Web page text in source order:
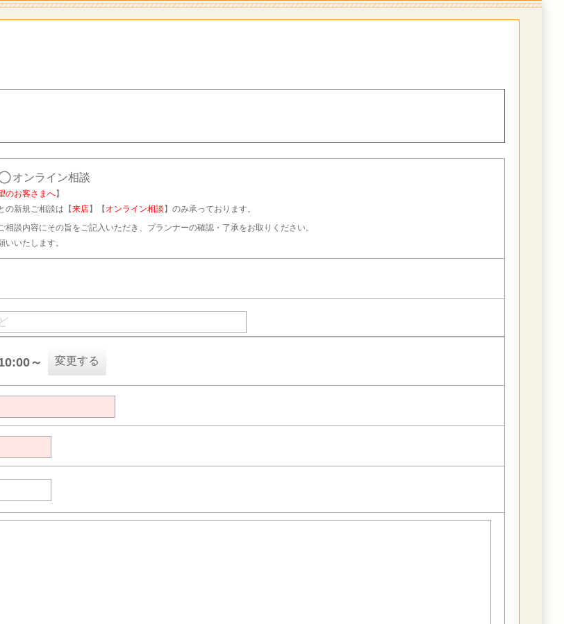
オンライン相談
のお客さまへ】
の新規ご相談は【来店】【 オンライン相談 】のみ承っております。
談内容にその旨をご記入いただき、プランナーの確認・了承をお取りください。
いたします。
～ 変更する